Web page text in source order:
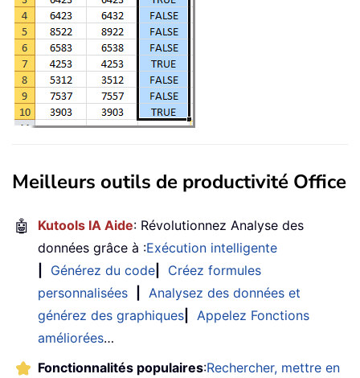
Meilleurs outils de productivité Office
🤖 Kutools IA Aide: Révolutionnez Analyse des
données grâce à :Exécution intelligente
Générez du code
Créez formules
personnalisées
Analysez des données et
générez des graphiques
Appelez Fonctions
améliorées…
Fonctionnalités populaires:Rechercher, mettre en